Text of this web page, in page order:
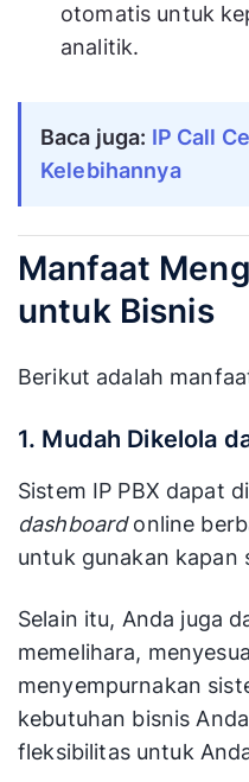
otomatis untuk
analitik.
Baca juga: IP Call
Kelebihannya
Manfaat
untuk Bisnis
Berikut adalah
1. Mudah Dikelola
Sistem IP PBX dapat
dashboardonline
untuk gunakan kapan
Selain itu, Anda juga
memelihara,
menyempurnakan
kebutuhan bisnis
fleksibilitas untuk